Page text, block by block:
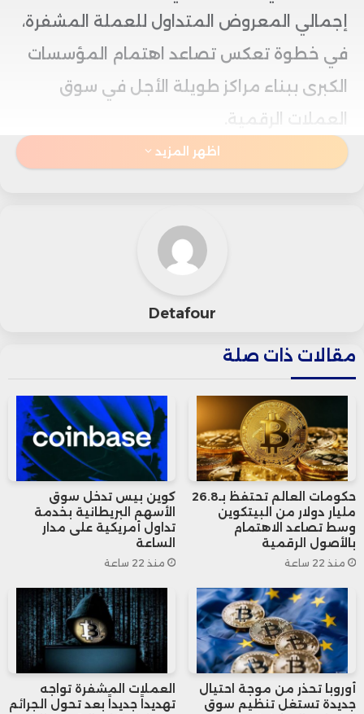
إجمالي المعروض المتداول للعملة المشفرة،
في خطوة تعكس تصاعد اهتمام المؤسسات
الكبرى ببناء مراكز طويلة الأجل في سوق
العملات الرقمية.
ووفقًا لبيانات الشركة، تمثل الكمية التي
يرسخ مكانتها بين أكبر المستثمرين
المؤسسيين في ثاني أكبر عملة مشفرة من
الإجمالية لأصول الشركة وصلت إلى نحو 11.1
مليار دولار، موزعة بين العملات المشفرة
والسيولة النقدية والأوراق المالية القابلة
للتداول، إلى جانب استثمارات أخرى. كما تضم
محفظتها 206 عملات بيتكوين، إضافة إلى ما
يقارب 527 مليون دولار من النقد والأوراق
المالية، فضلاً عن حصص استثمارية في
شركتي Beast Industries وEightco
Holdings.
اظهر المزيد
Detafour
مقالات ذات صلة
حكومات العالم تحتفظ بـ26.8
مليار دولار من البيتكوين
وسط تصاعد الاهتمام
بالأصول الرقمية
منذ 22 ساعة
كوين بيس تدخل سوق
الأسهم البريطانية بخدمة
تداول أمريكية على مدار
الساعة
منذ 22 ساعة
أوروبا تحذر من موجة احتيال
جديدة تستغل تنظيم سوق
العملات المشفرة تواجه
تهديداً جديداً بعد تحول الجرائم